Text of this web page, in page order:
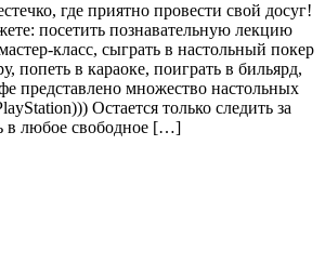
где приятно провести свой досуг!
посетить познавательную лекцию
класс, сыграть в настольный покер
попеть в караоке, поиграть в бильярд,
представлено множество настольных
Остается только следить за
в любое свободное […]